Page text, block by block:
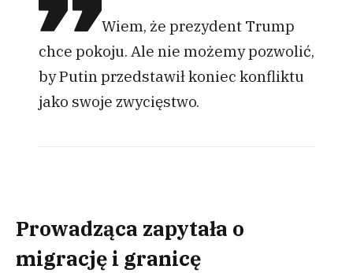
Wiem, że prezydent Trump
chce pokoju. Ale nie możemy pozwolić,
by Putin przedstawił koniec konfliktu
jako swoje zwycięstwo.
Prowadząca zapytała o
migrację i granicę